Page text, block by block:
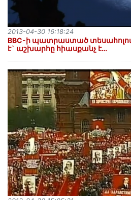
BBC-ի պատրաստած
է` աշխարհը հիասքանչ է…
2013-04-30 16:18:24